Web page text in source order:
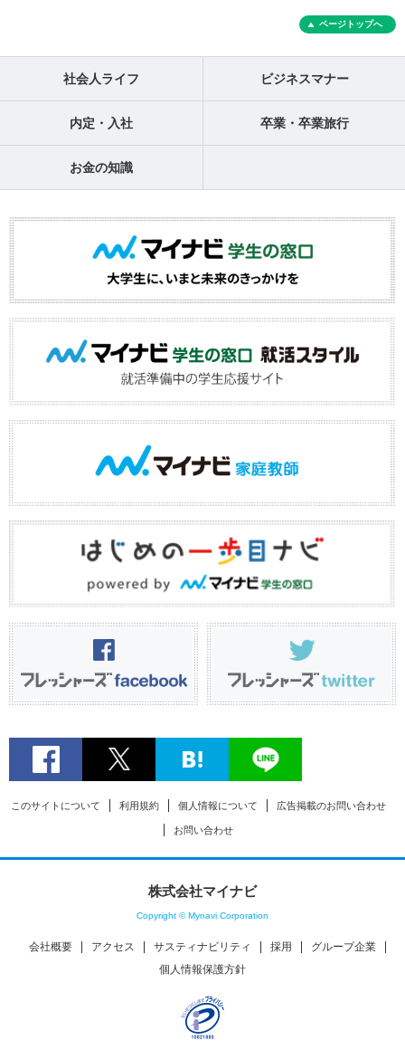
ページトップへ
社会人ライフ ビジネスマナー
内定・入社 卒業・卒業旅行
お金の知識
このサイトについて 利用規約 個人情報について 広告掲載のお問い合わせ
お問い合わせ
株式会社マイナビ
Copyright © Mynavi Corporation
会社概要 アクセス サスティナビリティ 採用
グループ企業
個人情報保護方針